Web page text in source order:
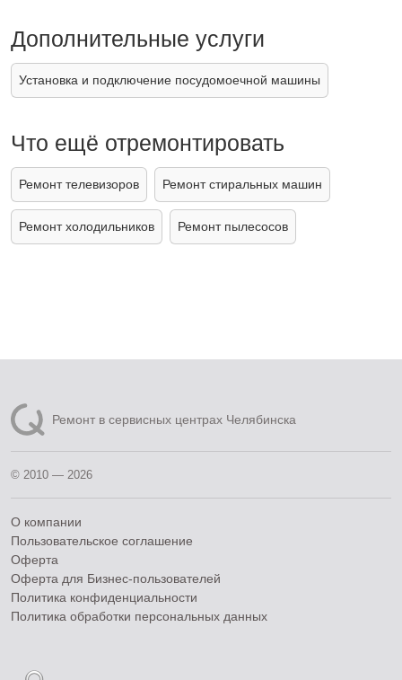
Дополнительные услуги
Установка и подключение посудомоечной машины
Что ещё отремонтировать
Ремонт телевизоров Ремонт стиральных машин
Ремонт холодильников Ремонт пылесосов
Ремонт в сервисных центрах Челябинска
© 2010 — 2026
О компании
Пользовательское соглашение
Оферта
Оферта для Бизнес-пользователей
Политика конфиденциальности
Политика обработки персональных данных